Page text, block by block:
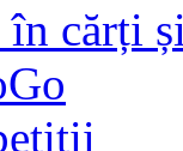
în cărți